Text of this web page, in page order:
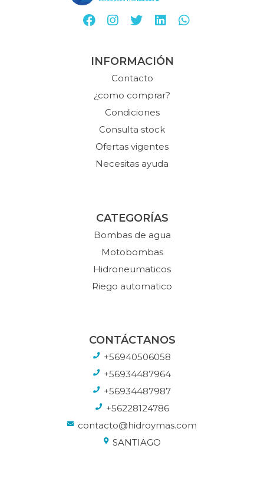
INFORMACIÓN
Contacto
¿como comprar?
Condiciones
Consulta stock
Ofertas vigentes
Necesitas ayuda
CATEGORÍAS
Bombas de agua
Motobombas
Hidroneumaticos
Riego automatico
CONTÁCTANOS
+56940506058
+56934487964
+56934487987
+56228124786
contacto@hidroymas.com
SANTIAGO